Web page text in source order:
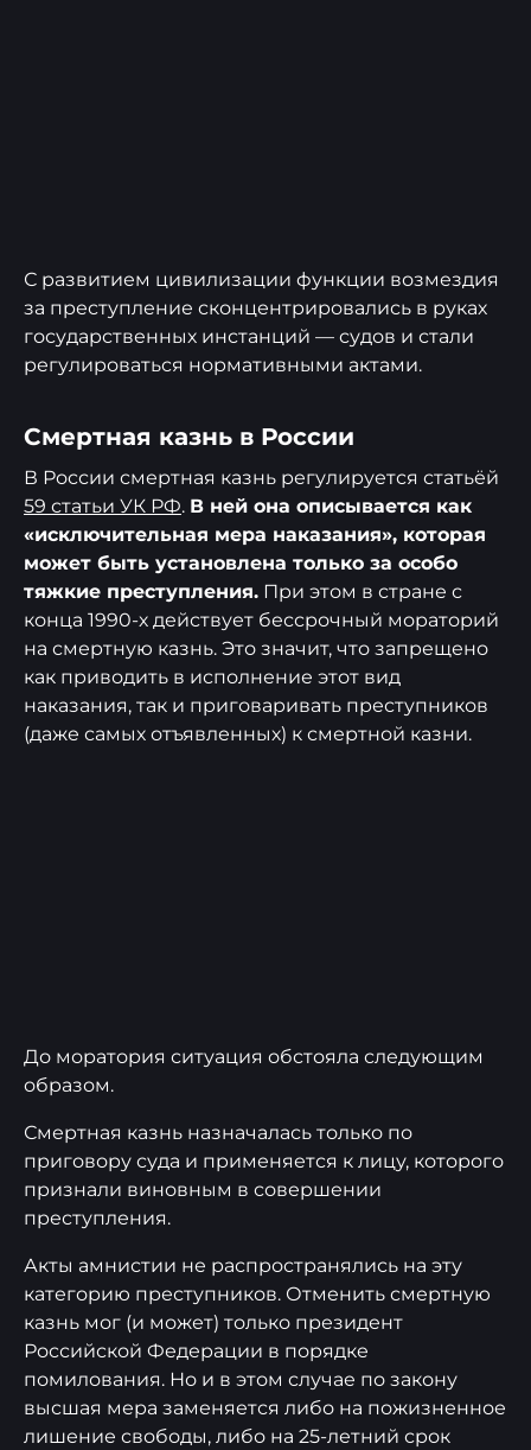
С развитием цивилизации функции возмездия
за преступление сконцентрировались в руках
государственных инстанций — судов и стали
регулироваться нормативными актами.
Смертная казнь в России
В России смертная казнь регулируется статьёй
59 статьи УК РФ. В ней она описывается как
«исключительная мера наказания», которая
может быть установлена только за особо
тяжкие преступления. При этом в стране с
конца 1990-х действует бессрочный мораторий
на смертную казнь. Это значит, что запрещено
как приводить в исполнение этот вид
наказания, так и приговаривать преступников
(даже самых отъявленных) к смертной казни.
До моратория ситуация обстояла следующим
образом.
Смертная казнь назначалась только по
приговору суда и применяется к лицу, которого
признали виновным в совершении
преступления.
Акты амнистии не распространялись на эту
категорию преступников. Отменить смертную
казнь мог (и может) только президент
Российской Федерации в порядке
помилования. Но и в этом случае по закону
высшая мера заменяется либо на пожизненное
лишение свободы, либо на 25-летний срок